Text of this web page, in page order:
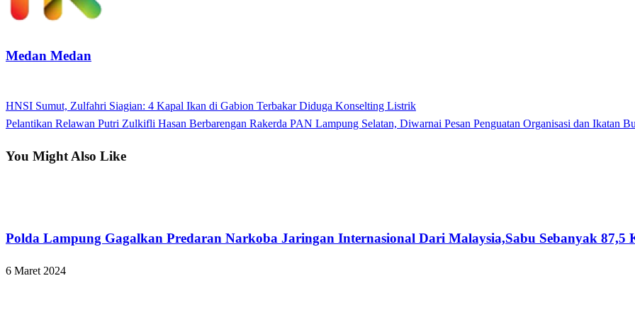
Medan Medan
Navigasi
Previous
Post
HNSI Sumut, Zulfahri Siagian: 4 Kapal Ikan di Gabion Terbakar Diduga Konselting Listrik
Next
Pelantikan Relawan Putri Zulkifli Hasan Berbarengan Rakerda PAN Lampung Selatan, Diwarnai Pesan Penguatan Organisasi dan Ikatan
You Might Also Like
Polda Lampung Gagalkan Predaran Narkoba Jaringan Internasional Dari Malaysia,Sabu Sebanyak 87,5
6 Maret 2024